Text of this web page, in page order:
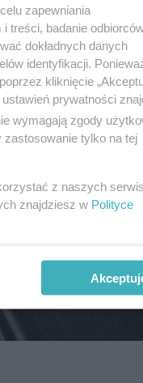
zapewniania
treści, badanie
dokładnych danych
identyfikacji.
kliknięcie
prywatności
wymagają zgody
zastosowanie tylko na tej
z naszych
znajdziesz w Polityce